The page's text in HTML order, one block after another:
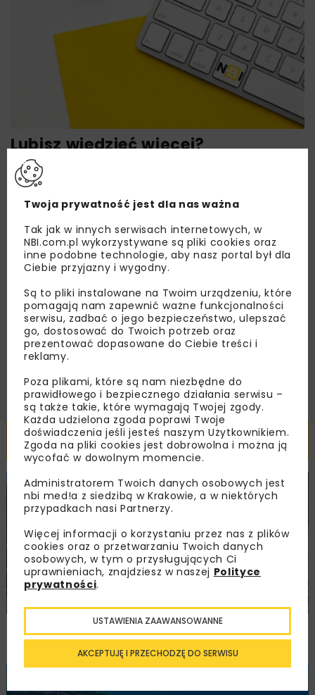
Lubisz wiedzieć więcej?
Zapisz się do newslettera aby otrzymywać od
nas najlepsze informacje branżowe,
zaproszenia na wydarzenia, atrakcyjne oferty i
Zapoznałam/em się zPolityką Prywatnościi
Regulaminemoraz wyrażam zgodę na otrzymywanie na
podany przeze mnie adres e-mail korespondencji
handlowej w postaci newslettera.
Powiązane artykuły
BUDOWNICTWO DROGI WYDARZENIA
Trzuskawica wzmacnia pozycję na rynku
kruszyw poprzez połączenie z Tribag
Twoja prywatność jest dla nas ważna
Tak jak w innych serwisach internetowych, w
NBI.com.pl wykorzystywane są pliki cookies oraz
inne podobne technologie, aby nasz portal był dla
Ciebie przyjazny i wygodny.
Są to pliki instalowane na Twoim urządzeniu, które
pomagają nam zapewnić ważne funkcjonalności
serwisu, zadbać o jego bezpieczeństwo, ulepszać
go, dostosować do Twoich potrzeb oraz
prezentować dopasowane do Ciebie treści i
reklamy.
Poza plikami, które są nam niezbędne do
prawidłowego i bezpiecznego działania serwisu –
są także takie, które wymagają Twojej zgody.
Każda udzielona zgoda poprawi Twoje
doświadczenia jeśli jesteś naszym Użytkownikiem.
Zgoda na pliki cookies jest dobrowolna i można ją
wycofać w dowolnym momencie.
Administratorem Twoich danych osobowych jest
nbi med!a z siedzibą w Krakowie, a w niektórych
przypadkach nasi Partnerzy.
Więcej informacji o korzystaniu przez nas z plików
cookies oraz o przetwarzaniu Twoich danych
osobowych, w tym o przysługujących Ci
uprawnieniach, znajdziesz w naszej Polityce
prywatności.
AKCEPTUJĘ I PRZECHODZĘ DO SERWISU
USTAWIENIA ZAAWANSOWANNE